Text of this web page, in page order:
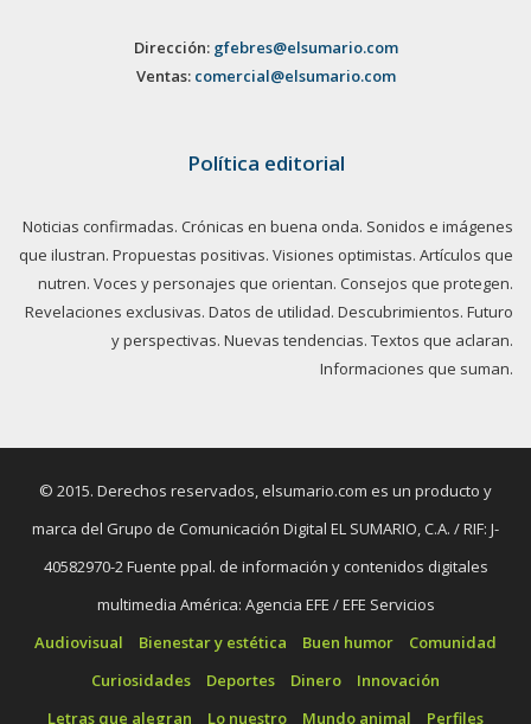
Dirección: gfebres@elsumario.com
Ventas: comercial@elsumario.com
Política editorial
Noticias confirmadas. Crónicas en buena onda. Sonidos e imágenes
que ilustran. Propuestas positivas. Visiones optimistas. Artículos que
nutren. Voces y personajes que orientan. Consejos que protegen.
Revelaciones exclusivas. Datos de utilidad. Descubrimientos. Futuro
y perspectivas. Nuevas tendencias. Textos que aclaran.
Informaciones que suman.
© 2015. Derechos reservados, elsumario.com es un producto y
marca del Grupo de Comunicación Digital EL SUMARIO, C.A. / RIF: J-
40582970-2 Fuente ppal. de información y contenidos digitales
multimedia América: Agencia EFE / EFE Servicios
Audiovisual
Bienestar y estética Buen humor
Comunidad
Curiosidades
Deportes Dinero
Innovación
Letras que alegran
Lo nuestro Mundo animal Perfiles